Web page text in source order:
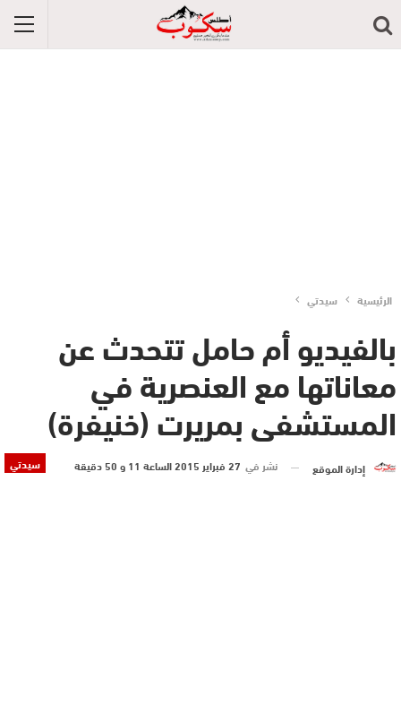
الرئيسية سيدتي
بالفيديو أم حامل تتحدث عن
معاناتها مع العنصرية في
المستشفى بمريرت (خنيفرة)
سيدتي إدارة الموقع نشر في 27 فبراير 2015 الساعة 11 و 50 دقيقة